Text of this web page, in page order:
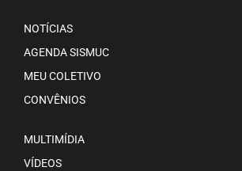
NOTÍCIAS
AGENDA SISMUC
MEU COLETIVO
CONVÊNIOS
MULTIMÍDIA
VÍDEOS